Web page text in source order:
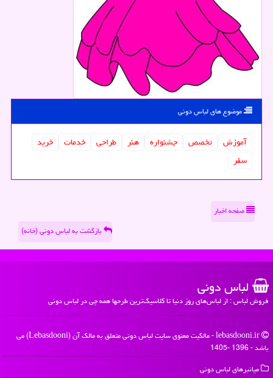
موضوع های لباس دونی
آموزش تخصص جشنواره هنر طراحی خدمات
خرید
سفر
صفحه اخبار
بازگشت به لباس دونی (خانه)
لباس دونی
فروش لباس : از لباس‌های روز دنیا تا کلاسیک‌ترین طرحها همه چی در لباس دونی
lebasdooni.ir - مالکیت معنوی سایت لباس دونی متعلق به مالک آن (Lebasdooni) می
باشد - 1396 -1405
میانبرهای لباس دونی